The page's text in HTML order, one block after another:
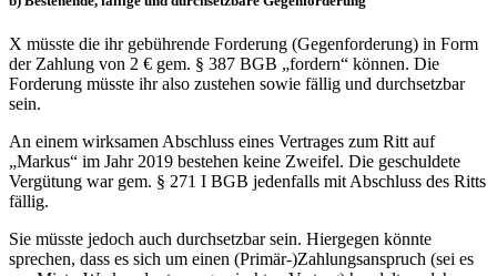
X müsste die ihr gebührende Forderung (Gegenforderung) in Form
der Zahlung von 2 € gem. § 387 BGB „fordern“ können. Die
Forderung müsste ihr also zustehen sowie fällig und durchsetzbar
sein.
An einem wirksamen Abschluss eines Vertrages zum Ritt auf
„Markus“ im Jahr 2019 bestehen keine Zweifel. Die geschuldete
Vergütung war gem. § 271 I BGB jedenfalls mit Abschluss des Ritts
fällig.
Sie müsste jedoch auch durchsetzbar sein. Hiergegen könnte
sprechen, dass es sich um einen (Primär-)Zahlungsanspruch (sei es